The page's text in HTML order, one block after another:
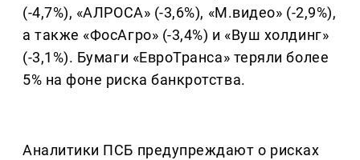
(-4,7%), «АЛРОСА» (-3,6%), «М.видео» (-2,9%),
а также «ФосАгро» (-3,4%) и «Вуш холдинг»
(-3,1%). Бумаги «ЕвроТранса» теряли более
5% на фоне риска банкротства.
Аналитики ПСБ предупреждают о рисках